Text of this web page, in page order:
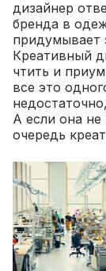
дизайнер
бренда в
придумывает
Креативный
чтить и
все это
А если она
очередь